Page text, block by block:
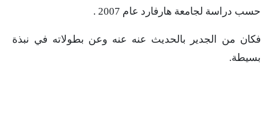
حسب دراسة لجامعة هارفارد عام 2007 .
فكان من الجدير بالحديث عنه عنه وعن بطولاته في نبذة
بسيطة.